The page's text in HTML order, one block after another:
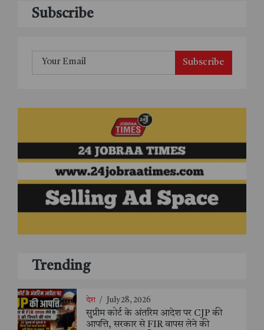
Subscribe
Subscribe
Trending
देश / July 28, 2026
सुप्रीम कोर्ट के अंतरिम आदेश पर CJP की
आपत्ति, सरकार से FIR वापस लेने की